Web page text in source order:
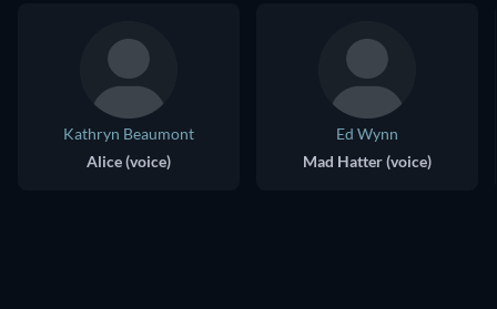
Kathryn Beaumont
Alice (voice)
Ed Wynn
Mad Hatter (voice)